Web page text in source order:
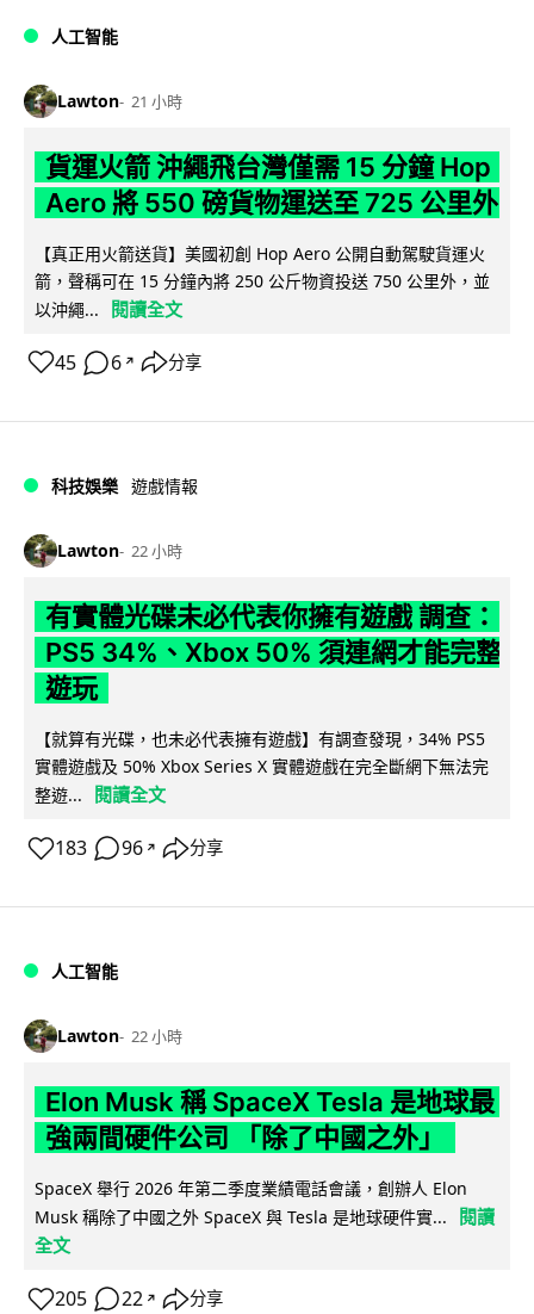
人工智能
Lawton 21 小時
貨運火箭 沖繩飛台灣僅需 15 分鐘 Hop
Aero 將 550 磅貨物運送至 725 公里外
【真正用火箭送貨】美國初創 Hop Aero 公開自動駕駛貨運火
箭，聲稱可在 15 分鐘內將 250 公斤物資投送 750 公里外，並
以沖繩...
閱讀全文
45 6 ↗ 分享
科技娛樂 遊戲情報
Lawton 22 小時
有實體光碟未必代表你擁有遊戲 調查：
PS5 34%、Xbox 50% 須連網才能完整
遊玩
【就算有光碟，也未必代表擁有遊戲】有調查發現，34% PS5
實體遊戲及 50% Xbox Series X 實體遊戲在完全斷網下無法完
整遊...
閱讀全文
183 96 ↗ 分享
人工智能
Lawton 22 小時
Elon Musk 稱 SpaceX Tesla 是地球最
強兩間硬件公司 「除了中國之外」
SpaceX 舉行 2026 年第二季度業績電話會議，創辦人 Elon
Musk 稱除了中國之外 SpaceX 與 Tesla 是地球硬件實...
閱讀
全文
205 22 ↗ 分享